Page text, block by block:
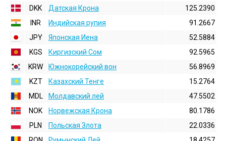
DKK
Датская Крона
125.2390
INR
Индийская pупия
91.2667
JPY
Японская Иена
52.5884
KGS
Киргизский Сом
92.5965
KRW
Южнокорейский вон
56.8969
KZT
Казахский Тенге
15.2764
MDL
Молдавский лей
47.5502
NOK
Норвежская Крона
80.1786
PLN
Польская Злота
22.0336